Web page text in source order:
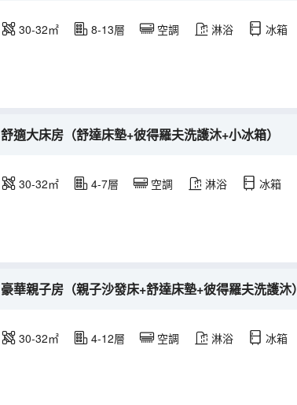
30-32㎡ 8-13層 空調 淋浴 冰箱
舒適大床房（舒達床墊+彼得羅夫洗護沐+小冰箱）
30-32㎡ 4-7層 空調 淋浴 冰箱
豪華親子房（親子沙發床+舒達床墊+彼得羅夫洗護沐）
30-32㎡ 4-12層 空調 淋浴 冰箱